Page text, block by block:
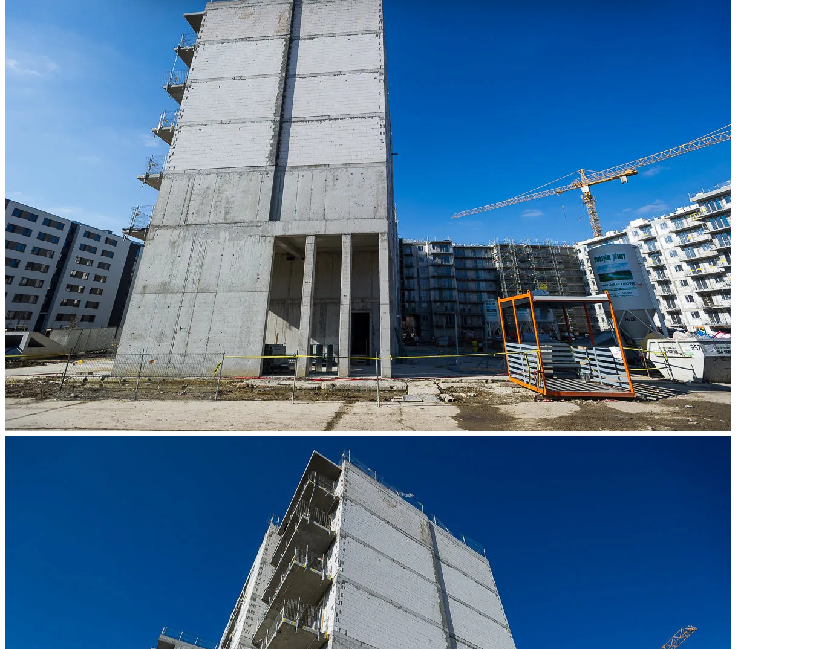
Spravia Sp. z o.o. W związku z powyższym użytkownik ma prawo do dostępu do swoich danych osobowych, ich
sprostowania, usunięcia, ograniczenia przetwarzania, wniesienia sprzeciwu wobec przetwarzania, a także prawo do
wniesienia skargi do Prezesa Urzędu Ochrony Danych Osobowych. Szczegółowe informacje o plikach cookie
wykorzystywanych w Serwisie oraz inne informacje dotyczące prywatności związane z korzystaniem z Serwisu dostępne
są wPolityce prywatności – pliki cookie
Wybierając opcję „Zgadzam się” wyrażasz zgodę na wykorzystywanie w Serwisie wszystkich plików cookie przez
Spravia Sp. z o.o. oraz jej Partnerów we wskazanych powyżej celach.
wycofać zgodę i dokonać zmiany ustawień dotyczących plików cookie w każdej chwili za pośrednictwem panelu
„Ustawienia plików cookie” dostępnego z poziomuPolityki prywatności – pliki cookie
Możesz również dostosować wybory dotyczące plików cookie i udzielić zgody na wykorzystywanie plików cookie
w Serwisie tylko w wybranych przez Ciebie celach poprzez wybranie opcji „Dostosuj wybory”.